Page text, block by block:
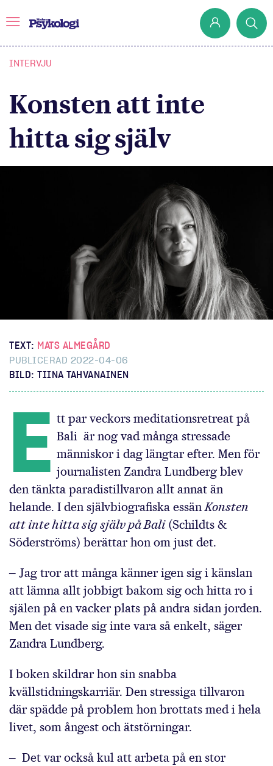
Prenumerera
Klassiska experiment
Podd
INTERVJU
Konsten att inte
hitta sig själv
TEXT: MATS ALMEGÅRD
PUBLICERAD 2022-04-06
BILD: TIINA TAHVANAINEN
E tt par veckors meditationsretreat på
Bali är nog vad många stressade
människor i dag längtar efter. Men för
journalisten Zandra Lundberg blev
den tänkta paradistillvaron allt annat än
helande. I den självbiografiska essänKonsten
att inte hitta sig själv på Bali(Schildts &
Söderströms) berättar hon om just det.
‒ Jag tror att många känner igen sig i känslan
att lämna allt jobbigt bakom sig och hitta ro i
själen på en vacker plats på andra sidan jorden.
Men det visade sig inte vara så enkelt, säger
Zandra Lundberg.
I boken skildrar hon sin snabba
kvällstidningskarriär. Den stressiga tillvaron
där spädde på problem hon brottats med i hela
livet, som ångest och ätstörningar.
‒ Det var också kul att arbeta på en stor